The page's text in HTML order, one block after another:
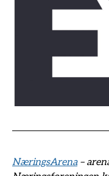
NæringsArena–